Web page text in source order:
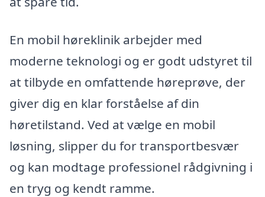
En mobil høreklinik arbejder med
moderne teknologi og er godt udstyret til
at tilbyde en omfattende høreprøve, der
giver dig en klar forståelse af din
høretilstand. Ved at vælge en mobil
løsning, slipper du for transportbesvær
og kan modtage professionel rådgivning i
en tryg og kendt ramme.